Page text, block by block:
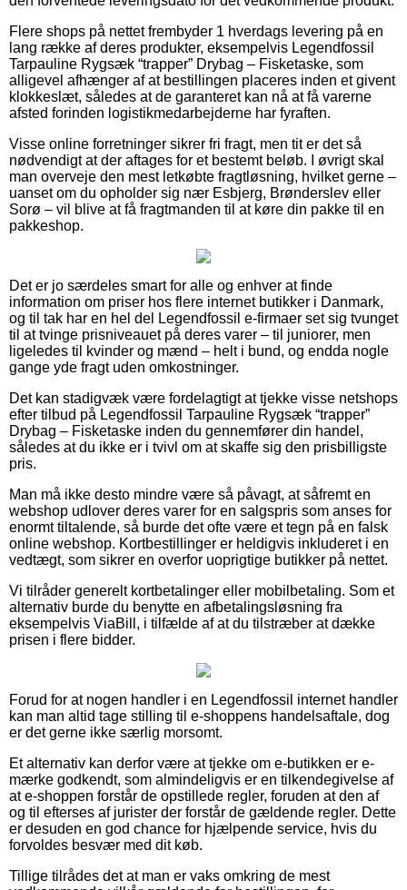
Flere shops på nettet frembyder 1 hverdags levering på en
lang række af deres produkter, eksempelvis Legendfossil
Tarpauline Rygsæk “trapper” Drybag – Fisketaske, som
alligevel afhænger af at bestillingen placeres inden et givent
klokkeslæt, således at de garanteret kan nå at få varerne
afsted forinden logistikmedarbejderne har fyraften.
Visse online forretninger sikrer fri fragt, men tit er det så
nødvendigt at der aftages for et bestemt beløb. I øvrigt skal
man overveje den mest letkøbte fragtløsning, hvilket gerne –
uanset om du opholder sig nær Esbjerg, Brønderslev eller
Sorø – vil blive at få fragtmanden til at køre din pakke til en
pakkeshop.
Det er jo særdeles smart for alle og enhver at finde
information om priser hos flere internet butikker i Danmark,
og til tak har en hel del Legendfossil e-firmaer set sig tvunget
til at tvinge prisniveauet på deres varer – til juniorer, men
ligeledes til kvinder og mænd – helt i bund, og endda nogle
gange yde fragt uden omkostninger.
Det kan stadigvæk være fordelagtigt at tjekke visse netshops
efter tilbud på Legendfossil Tarpauline Rygsæk “trapper”
Drybag – Fisketaske inden du gennemfører din handel,
således at du ikke er i tvivl om at skaffe sig den prisbilligste
pris.
Man må ikke desto mindre være så påvagt, at såfremt en
webshop udlover deres varer for en salgspris som anses for
enormt tiltalende, så burde det ofte være et tegn på en falsk
online webshop. Kortbestillinger er heldigvis inkluderet i en
vedtægt, som sikrer en overfor uoprigtige butikker på nettet.
Vi tilråder generelt kortbetalinger eller mobilbetaling. Som et
alternativ burde du benytte en afbetalingsløsning fra
eksempelvis ViaBill, i tilfælde af at du tilstræber at dække
prisen i flere bidder.
Forud for at nogen handler i en Legendfossil internet handler
kan man altid tage stilling til e-shoppens handelsaftale, dog
er det gerne ikke særlig morsomt.
Et alternativ kan derfor være at tjekke om e-butikken er e-
mærke godkendt, som almindeligvis er en tilkendegivelse af
at e-shoppen forstår de opstillede regler, foruden at den af
og til efterses af jurister der forstår de gældende regler. Dette
er desuden en god chance for hjælpende service, hvis du
forvoldes besvær med dit køb.
Tillige tilrådes det at man er vaks omkring de mest